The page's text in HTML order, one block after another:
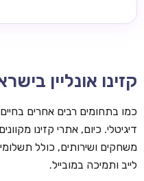
קזינו אונליין
כמו בתחומים רבים אחרים
דיגיטלי. כיום, אתרי קזינו
משחקים ושירותים, כולל
לייב ותמיכה במובייל.